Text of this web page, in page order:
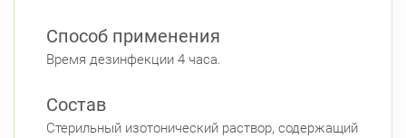
ул. Дыбенко ул., д. 8, к. 3
Улица Дыбенко
Проспект Большевиков
Петроградский район
Способ применения
Время дезинфекции 4 часа.
Состав
Стерильный изотонический раствор, содержащий